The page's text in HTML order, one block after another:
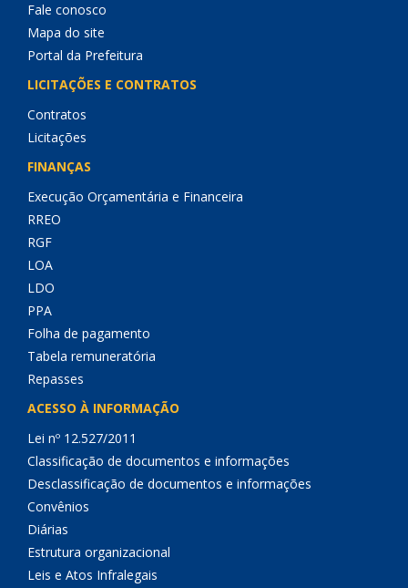
Fale conosco
Mapa do site
Portal da Prefeitura
LICITAÇÕES E CONTRATOS
Contratos
Licitações
FINANÇAS
Execução Orçamentária e Financeira
RREO
RGF
LOA
LDO
PPA
Folha de pagamento
Tabela remuneratória
Repasses
ACESSO À INFORMAÇÃO
Lei nº 12.527/2011
Classificação de documentos e informações
Desclassificação de documentos e informações
Convênios
Diárias
Estrutura organizacional
Leis e Atos Infralegais